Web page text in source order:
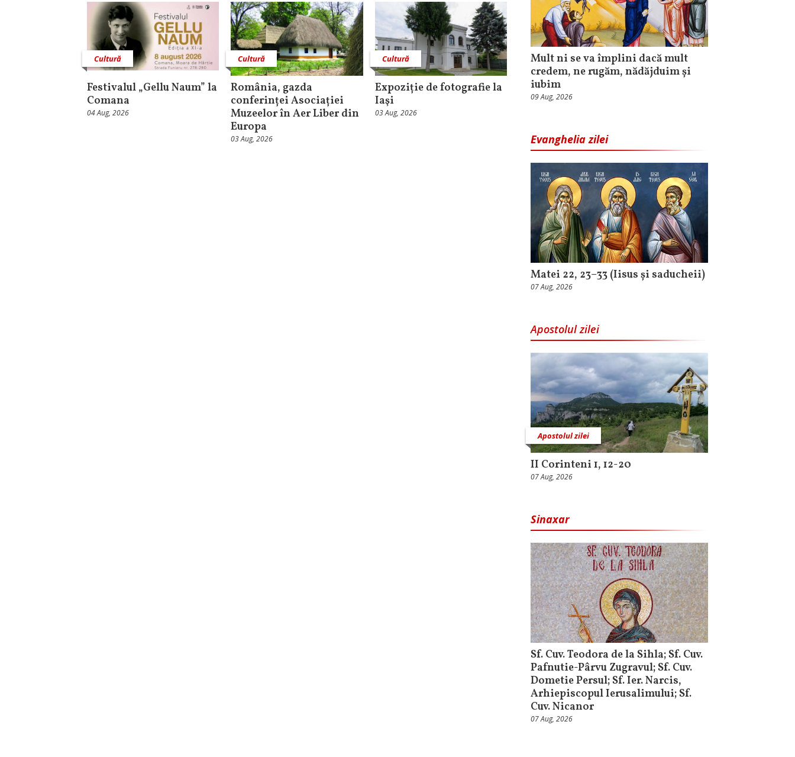
Cultură
Festivalul „Gellu Naum” la
Comana
04 Aug, 2026
Cultură
România, gazda
conferinței Asociației
Muzeelor în Aer Liber din
Europa
03 Aug, 2026
Cultură
Expoziție de fotografie la
Iaşi
03 Aug, 2026
Mult ni se va împlini dacă mult
credem, ne rugăm, nădăjduim și
iubim
09 Aug, 2026
Evanghelia zilei
Matei 22, 23–33 (Iisus și saducheii)
07 Aug, 2026
Apostolul zilei
Apostolul zilei
II Corinteni 1, 12-20
07 Aug, 2026
Sinaxar
Sf. Cuv. Teodora de la Sihla; Sf. Cuv.
Pafnutie-Pârvu Zugravul; Sf. Cuv.
Dometie Persul; Sf. Ier. Narcis,
Arhiepiscopul Ierusalimului; Sf.
Cuv. Nicanor
07 Aug, 2026